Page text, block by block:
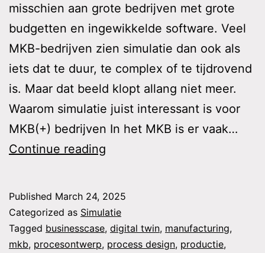
misschien aan grote bedrijven met grote
budgetten en ingewikkelde software. Veel
MKB-bedrijven zien simulatie dan ook als
iets dat te duur, te complex of te tijdrovend
is. Maar dat beeld klopt allang niet meer.
Waarom simulatie juist interessant is voor
MKB(+) bedrijven In het MKB is er vaak…
Continue reading
/
MKB+
Published March 24, 2025
Categorized as Simulatie
Tagged businesscase, digital twin, manufacturing,
mkb, procesontwerp, process design, productie,